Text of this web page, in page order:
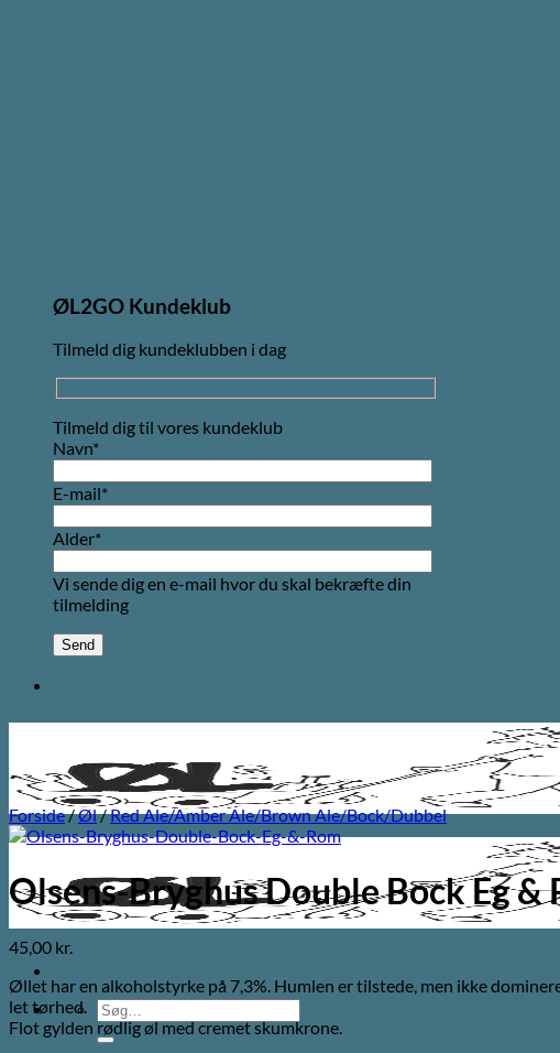
ØL2GO Kundeklub
Tilmeld dig kundeklubben i dag
Tilmeld dig til vores kundeklub
Navn*
E-mail*
Alder*
Vi sende dig en e-mail hvor du skal bekræfte din
tilmelding
Søg
efter:
Forside/Øl/Red Ale/Amber Ale/Brown Ale/Bock/Dubbel
Olsens-Bryghus Double Bock Eg &
45,00 kr.
Øllet har en alkoholstyrke på 7,3%. Humlen er tilstede, men ikke
let tørhed.
Flot gylden rødlig øl med cremet skumkrone.